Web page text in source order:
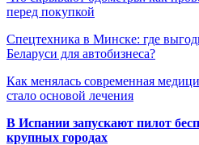
перед покупкой
Спецтехника в Минске: где
Беларуси для автобизнеса?
Как менялась современная
стало основой лечения
В Испании запускают пилот
крупных городах